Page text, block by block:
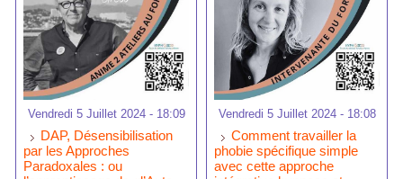
Vendredi 5 Juillet 2024 - 18:09
DAP, Désensibilisation
par les Approches
Paradoxales : ou
Vendredi 5 Juillet 2024 - 18:08
Comment travailler la
phobie spécifique simple
avec cette approche